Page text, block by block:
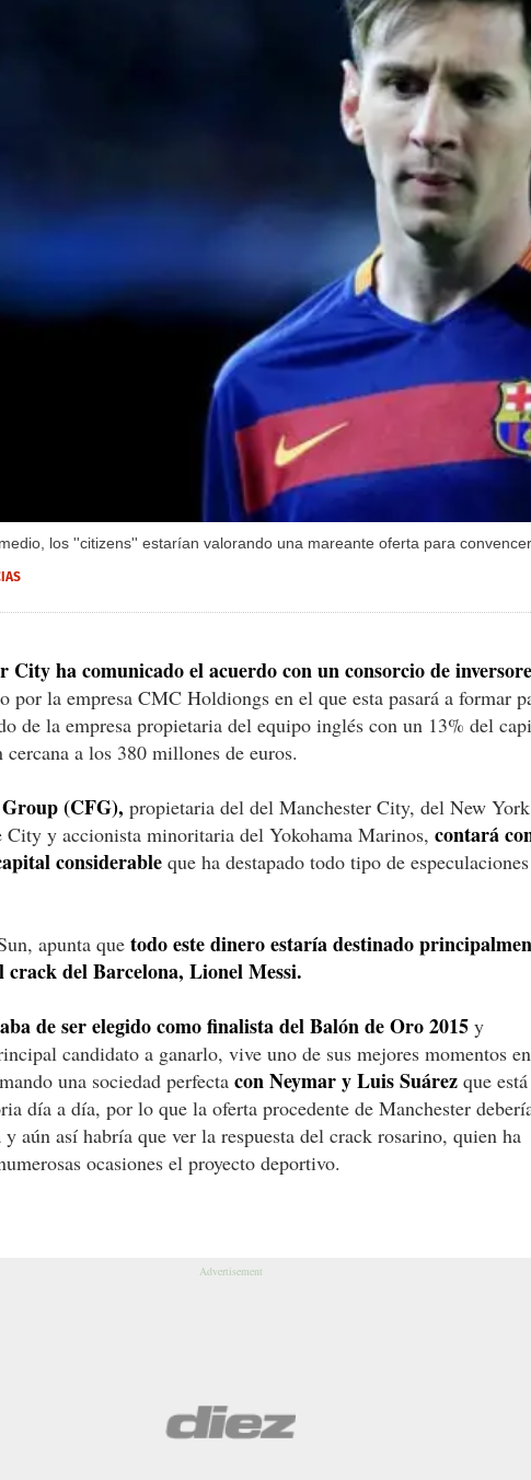
los ''citizens'' estarían valorando una mareante oferta para
City ha comunicado el acuerdo con un consorcio de
por la empresa CMC Holdiongs en el que esta pasará a formar
de la empresa propietaria del equipo inglés con un 13% del
cercana a los 380 millones de euros.
(CFG), propietaria del del Manchester City, del New
City y accionista minoritaria del Yokohama Marinos, contará
considerable que ha destapado todo tipo de
apunta que todo este dinero estaría destinado
crack del Barcelona, Lionel Messi.
de ser elegido como finalista del Balón de Oro 2015 y
candidato a ganarlo, vive uno de sus mejores momentos en
una sociedad perfecta con Neymar y Luis Suárez que está
día a día, por lo que la oferta procedente de Manchester
aún así habría que ver la respuesta del crack rosarino, quien ha
ocasiones el proyecto deportivo.